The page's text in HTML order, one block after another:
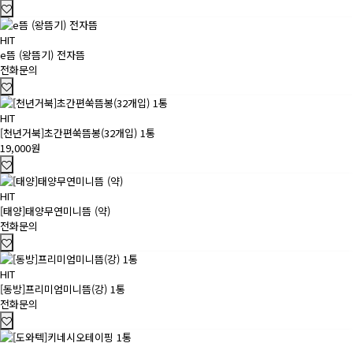
HIT
e뜸 (왕뜸기) 전자뜸
전화문의
HIT
[천년거북]초간편쑥뜸봉(32개입) 1통
19,000원
HIT
[태양]태양무연미니뜸 (약)
전화문의
HIT
[동방]프리미엄미니뜸(강) 1통
전화문의